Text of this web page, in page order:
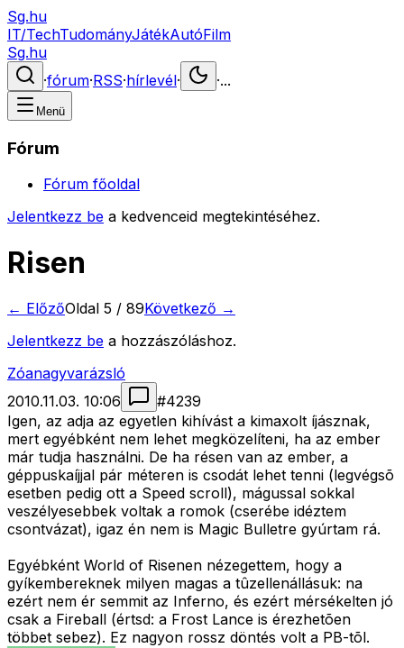
Sg.hu
IT/TechTudományJátékAutóFilm
Sg.hu
·fórum·RSS·hírlevél· ·...
Menü
Fórum
Fórum főoldal
Jelentkezz be a kedvenceid megtekintéséhez.
Risen
← ElőzőOldal 5 / 89Következő →
Jelentkezz be a hozzászóláshoz.
Zóanagyvarázsló
2010.11.03. 10:06
#4239
Igen, az adja az egyetlen kihívást a kimaxolt íjásznak,
mert egyébként nem lehet megközelíteni, ha az ember
már tudja használni. De ha résen van az ember, a
géppuskaíjjal pár méteren is csodát lehet tenni (legvégsõ
esetben pedig ott a Speed scroll), mágussal sokkal
veszélyesebbek voltak a romok (cserébe idéztem
csontvázat), igaz én nem is Magic Bulletre gyúrtam rá.
Egyébként World of Risenen nézegettem, hogy a
gyíkembereknek milyen magas a tûzellenállásuk: na
ezért nem ér semmit az Inferno, és ezért mérsékelten jó
csak a Fireball (értsd: a Frost Lance is érezhetõen
többet sebez). Ez nagyon rossz döntés volt a PB-tõl.